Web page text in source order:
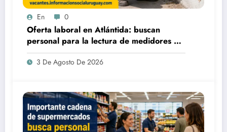
En 0
Oferta laboral en Atlántida: buscan
personal para la lectura de medidores de
agua de OSE
3 De Agosto De 2026